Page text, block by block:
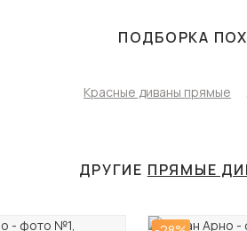
ПОДБОРКА
Красные диваны прямые
ДРУГИЕ ПРЯМЫЕ